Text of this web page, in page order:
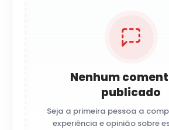
Nenhum
publicado
Seja a primeira pessoa a
experiência e opinião sobre